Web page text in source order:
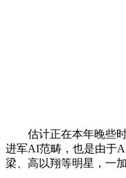
估计正在本年晚些时
进军AI范畴，也是由于
梁、高以翔等明星，一